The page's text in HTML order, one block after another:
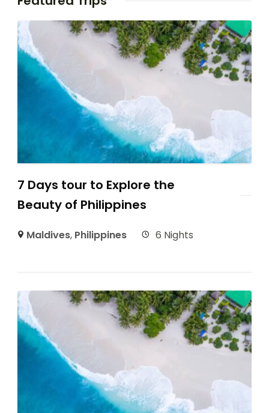
7 Days tour to Explore the
Beauty of Philippines
Maldives, Philippines 6 Nights